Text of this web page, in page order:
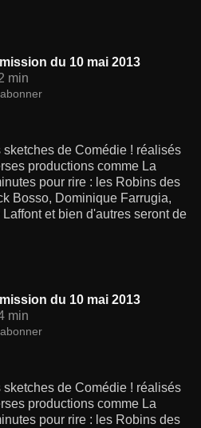
du 10 mai 2013
min
de Comédie ! réalisés
productions comme La
pour rire : les Robins des
Bosso, Dominique Farrugia,
et bien d'autres seront de
du 10 mai 2013
min
de Comédie ! réalisés
productions comme La
pour rire : les Robins des